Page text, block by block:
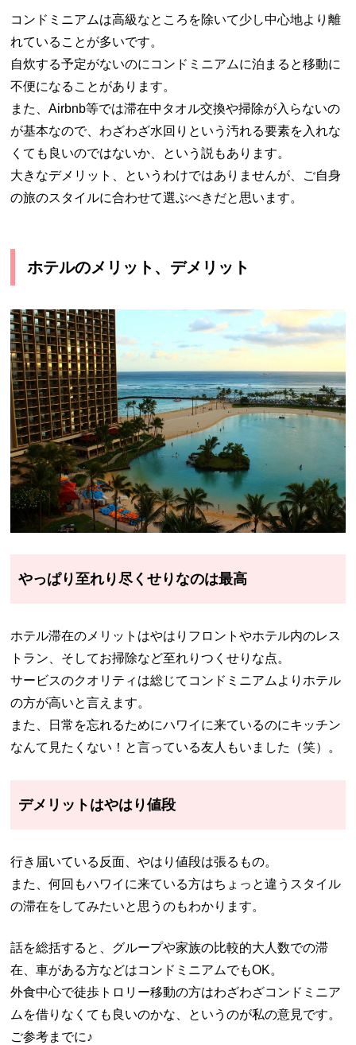
コンドミニアムは高級なところを除いて少し中心地より離
れていることが多いです。
自炊する予定がないのにコンドミニアムに泊まると移動に
不便になることがあります。
また、Airbnb等では滞在中タオル交換や掃除が入らないの
が基本なので、わざわざ水回りという汚れる要素を入れな
くても良いのではないか、という説もあります。
大きなデメリット、というわけではありませんが、ご自身
の旅のスタイルに合わせて選ぶべきだと思います。
ホテルのメリット、デメリット
やっぱり至れり尽くせりなのは最高
ホテル滞在のメリットはやはりフロントやホテル内のレス
トラン、そしてお掃除など至れりつくせりな点。
サービスのクオリティは総じてコンドミニアムよりホテル
の方が高いと言えます。
また、日常を忘れるためにハワイに来ているのにキッチン
なんて見たくない！と言っている友人もいました（笑）。
デメリットはやはり値段
行き届いている反面、やはり値段は張るもの。
また、何回もハワイに来ている方はちょっと違うスタイル
の滞在をしてみたいと思うのもわかります。
話を総括すると、グループや家族の比較的大人数での滞
在、車がある方などはコンドミニアムでもOK。
外食中心で徒歩トロリー移動の方はわざわざコンドミニア
ムを借りなくても良いのかな、というのが私の意見です。
ご参考までに♪